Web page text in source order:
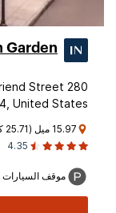
Garden
280 Friend Street
United States
15.97 ميل (25.71 كم) من وسط المدينة Danvers
4.35
موقف السيارات